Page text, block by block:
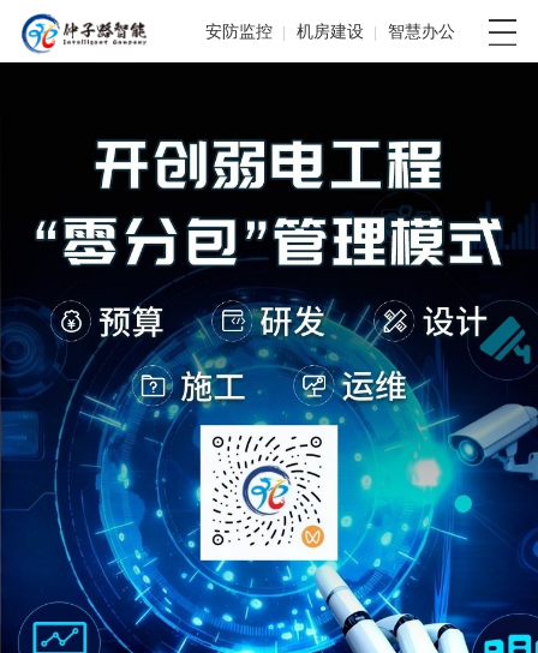
安防监控 机房建设 智慧办公